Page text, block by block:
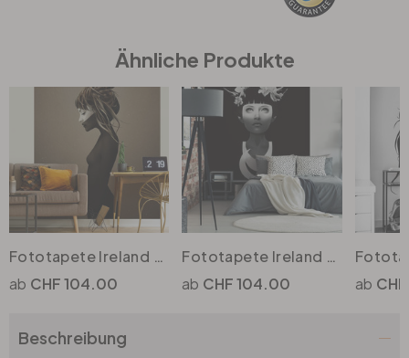
Eingangsbereich
Ähnliche Produkte
Fototapete Ireland - This City
CHF 104.00
Fototapete Ireland - Hyperdusk
CHF 104.00
Beschreibung